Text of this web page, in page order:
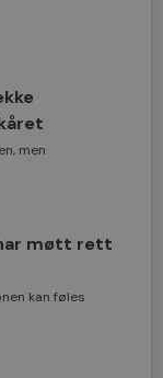
men
møtt rett
kan føles